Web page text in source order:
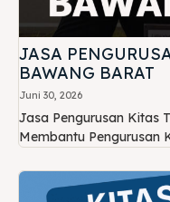
JASA
BAWANG BARAT
Juni 30, 2026
Jasa Pengurusan Kitas
Membantu Pengurusan